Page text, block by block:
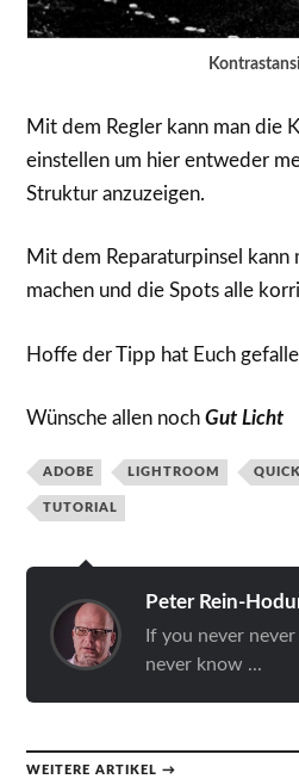
Mit dem Regler kann man die
einstellen um hier entweder
Struktur anzuzeigen.
Mit dem Reparaturpinsel kann
machen und die Spots alle
Hoffe der Tipp hat Euch
Wünsche allen nochGut Licht
ADOBE LIGHTROOM
TUTORIAL
Peter Rein-
If you never
never know ...
WEITERE ARTIKEL →